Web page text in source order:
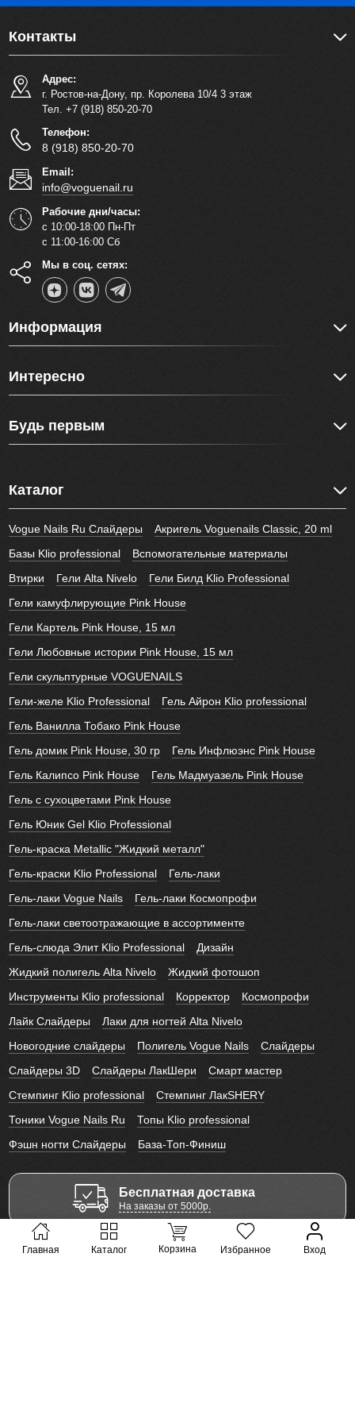
Главная Каталог Корзина Избранное Вход
Контакты
Адрес:
г. Ростов-на-Дону, пр. Королева 10/4 3 этаж
Тел. +7 (918) 850-20-70
Телефон:
8 (918) 850-20-70
Email:
info@voguenail.ru
Рабочие дни/часы:
с 10:00-18:00 Пн-Пт
с 11:00-16:00 Сб
Мы в соц. сетях:
Информация
Интересно
Будь первым
Каталог
Vogue Nails Ru Слайдеры
Акригель Voguenails Classic, 20 ml
Базы Klio professional
Вспомогательные материалы
Втирки
Гели Alta Nivelo
Гели Билд Klio Professional
Гели камуфлирующие Pink House
Гели Картель Pink House, 15 мл
Гели Любовные истории Pink House, 15 мл
Гели скульптурные VOGUENAILS
Гели-желе Klio Professional
Гель Айрон Klio professional
Гель Ванилла Тобако Pink House
Гель домик Pink House, 30 гр
Гель Инфлюэнс Pink House
Гель Калипсо Pink House
Гель Мадмуазель Pink House
Гель с сухоцветами Pink House
Гель Юник Gel Klio Professional
Гель-краска Metallic "Жидкий металл"
Гель-краски Klio Professional
Гель-лаки
Гель-лаки Vogue Nails
Гель-лаки Космопрофи
Гель-лаки светоотражающие в ассортименте
Гель-слюда Элит Klio Professional
Дизайн
Жидкий полигель Alta Nivelo
Жидкий фотошоп
Инструменты Klio professional
Корректор
Космопрофи
Лайк Слайдеры
Лаки для ногтей Alta Nivelo
Новогодние слайдеры
Полигель Vogue Nails
Слайдеры
Слайдеры 3D
Слайдеры ЛакШери
Смарт мастер
Стемпинг Klio professional
Стемпинг ЛакSHERY
Тоники Vogue Nails Ru
Топы Klio professional
Фэшн ногти Слайдеры
База-Топ-Финиш
Бесплатная доставка
На заказы от 5000р.
Оплата на выбор